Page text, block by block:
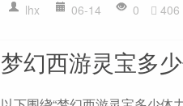
lhx 06-14 0 406
梦幻西游灵宝多